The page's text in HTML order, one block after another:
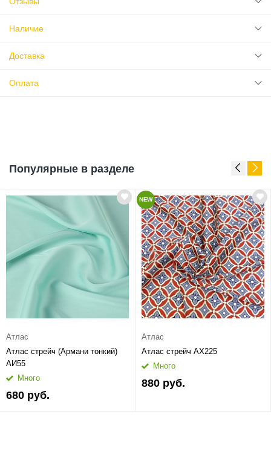
Наличие
Доставка
Оплата
Популярные в разделе
Атлас
Атлас стрейч (Армани тонкий)
АИ55
Много
680 руб.
NEW
Атлас
Атлас стрейч АХ225
Много
880 руб.